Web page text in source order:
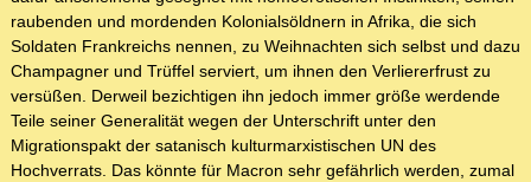
raubenden und mordenden Kolonialsöldnern in Afrika, die sich
Soldaten Frankreichs nennen, zu Weihnachten sich selbst und dazu
Champagner und Trüffel serviert, um ihnen den Verliererfrust zu
versüßen. Derweil bezichtigen ihn jedoch immer größe werdende
Teile seiner Generalität wegen der Unterschrift unter den
Migrationspakt der satanisch kulturmarxistischen UN des
Hochverrats. Das könnte für Macron sehr gefährlich werden, zumal